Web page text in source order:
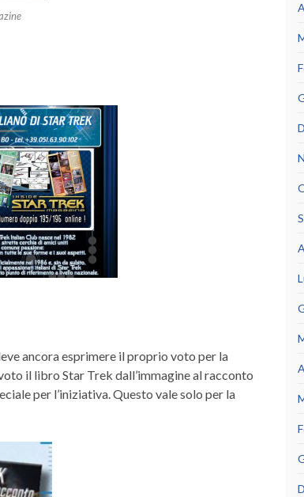
ancora esprimere il proprio voto per la
il libro Star Trek dall’immagine al racconto
per l’iniziativa. Questo vale solo per la